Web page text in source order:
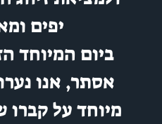
יפים
ביום המיוחד הזה,
אסתר, אנו נערוך
מיוחד על קברו של